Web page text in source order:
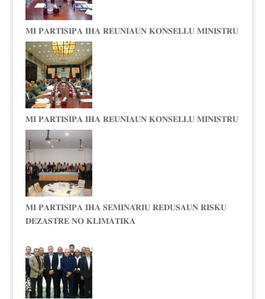
𝐌𝐈 𝐏𝐀𝐑𝐓𝐈𝐒𝐈𝐏𝐀 𝐈𝐇𝐀 𝐑𝐄𝐔𝐍𝐈𝐀𝐔𝐍 𝐊𝐎𝐍𝐒𝐄𝐋𝐋𝐔 𝐌𝐈𝐍𝐈𝐒𝐓𝐑𝐔
𝐌𝐈 𝐏𝐀𝐑𝐓𝐈𝐒𝐈𝐏𝐀 𝐈𝐇𝐀 𝐑𝐄𝐔𝐍𝐈𝐀𝐔𝐍 𝐊𝐎𝐍𝐒𝐄𝐋𝐋𝐔 𝐌𝐈𝐍𝐈𝐒𝐓𝐑𝐔
𝐌𝐈 𝐏𝐀𝐑𝐓𝐈𝐒𝐈𝐏𝐀 𝐈𝐇𝐀 𝐒𝐄𝐌𝐈𝐍𝐀́𝐑𝐈𝐔 𝐑𝐄𝐃𝐔𝐒𝐀𝐔𝐍 𝐑𝐈𝐒𝐊𝐔
𝐃𝐄𝐙𝐀𝐒𝐓𝐑𝐄 𝐍𝐎 𝐊𝐋𝐈𝐌𝐀𝐓𝐈𝐊𝐀